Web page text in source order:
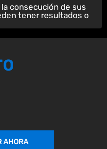
consecución de sus
tener resultados o
AHORA